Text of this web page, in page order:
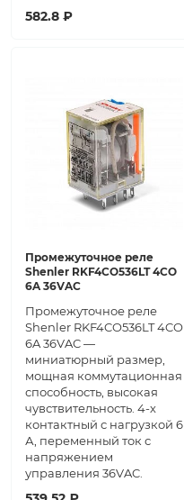
582.8 ₽
Промежуточное реле
Shenler RKF4CO536LT 4CO
6A 36VAC
Промежуточное реле
Shenler RKF4CO536LT 4CO
6A 36VAC —
миниатюрный размер,
мощная коммутационная
способность, высокая
чувствительность. 4-х
контактный с нагрузкой 6
А, переменный ток с
напряжением
управления 36VAC.